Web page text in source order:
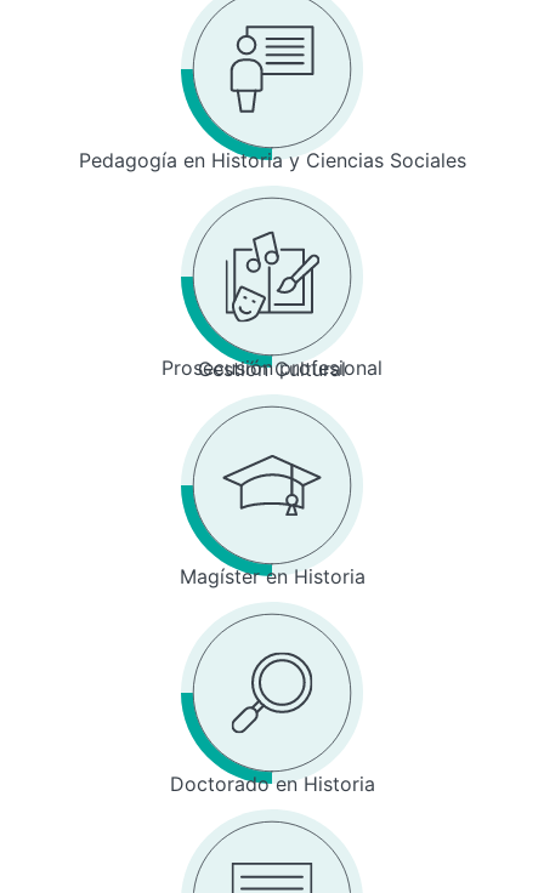
Pedagogía en Historia y Ciencias Sociales
Prosecusión profesional
Gestión Cultural
Magíster en Historia
Doctorado en Historia